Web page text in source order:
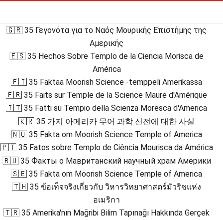
🇬🇷 35 Γεγονότα για το Ναός Μουρικής Επιστήμης της
Αμερικής
🇪🇸 35 Hechos Sobre Templo de la Ciencia Morisca de
América
🇫🇮 35 Faktaa Moorish Science -temppeli Amerikassa
🇫🇷 35 Faits sur Temple de la Science Maure d'Amérique
🇮🇹 35 Fatti su Tempio della Scienza Moresca d'America
🇰🇷 35 가지 아메리카 무어 과학 신전에 대한 사실
🇳🇴 35 Fakta om Moorish Science Temple of America
🇵🇹 35 Fatos sobre Templo de Ciência Mourisca da América
🇷🇺 35 Факты о Мавританский научный храм Америки
🇸🇪 35 Fakta om Moorish Science Temple of America
🇹🇭 35 ข้อเท็จจริงเกี่ยวกับ วิหารวิทยาศาสตร์มัวริชแห่ง
อเมริกา
🇹🇷 35 Amerika'nın Mağribi Bilim Tapınağı Hakkında Gerçek